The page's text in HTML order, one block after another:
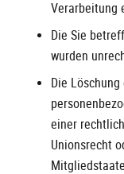
Verarbeitung
Die Sie
wurden
Die
einer
Unionsrecht